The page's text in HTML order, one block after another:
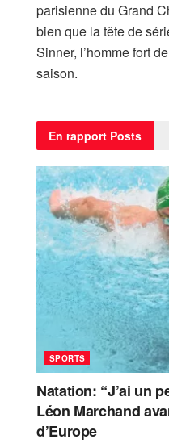
parisienne du Grand
bien que la tête de
Sinner, l’homme fort
saison.
En rapport Posts
SPORTS
Natation: “J’ai un
Léon Marchand
d’Europe